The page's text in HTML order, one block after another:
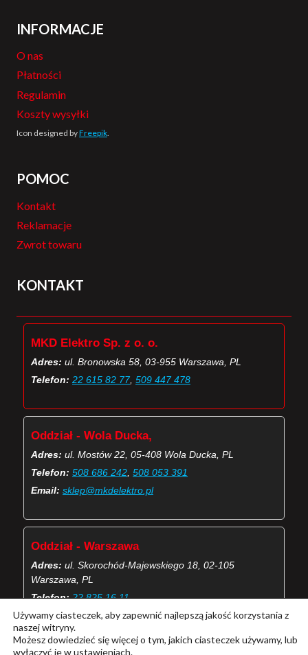
INFORMACJE
O nas
Płatności
Regulamin
Koszty wysyłki
Icon designed byFreepik.
POMOC
Kontakt
Reklamacje
Zwrot towaru
KONTAKT
MKD Elektro Sp. z o. o.
Adres: ul. Bronowska 58, 03-955 Warszawa, PL
Telefon: 22 615 82 77, 509 447 478
Oddział - Wola Ducka,
Adres: ul. Mostów 22, 05-408 Wola Ducka, PL
Telefon: 508 686 242 508 053 391
Email: sklep@mkdelektro.pl
Oddział - Warszawa
Adres: ul. Skorochód-Majewskiego 18, 02-105
Warszawa, PL
Telefon: 22 825 16 11
Email: skorochod@mkdelektro.pl
Używamy ciasteczek, aby zapewnić najlepszą jakość korzystania z
naszej witryny.
Możesz dowiedzieć się więcej o tym, jakich ciasteczek używamy, lub
wyłączyć je wustawieniach.